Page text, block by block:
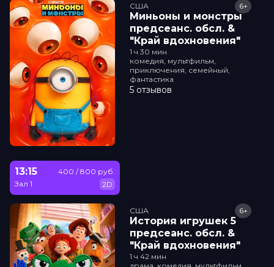
США
Миньоны и монстры
прeдсeанc. обсл. &
"Край вдохновения"
6+
1 ч 30 мин
комедия, мультфильм,
приключения, семейный,
фантастика
5 отзывов
13:15
Зал 1
400 / 800 руб.
2D
США
История игрушек 5
прeдсeанc. обсл. &
"Край вдохновения"
6+
1 ч 42 мин
драма, комедия, мультфильм,